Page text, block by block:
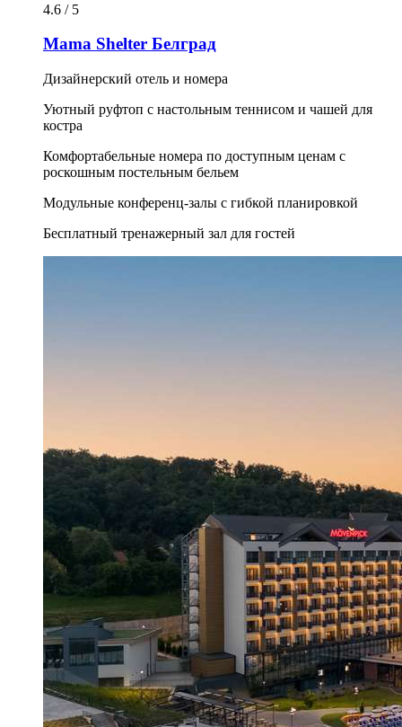
4.6 / 5
Mama Shelter Белград
Дизайнерский отель и номера
Уютный руфтоп с настольным теннисом и чашей для
костра
Комфортабельные номера по доступным ценам с
роскошным постельным бельем
Модульные конференц-залы с гибкой планировкой
Бесплатный тренажерный зал для гостей